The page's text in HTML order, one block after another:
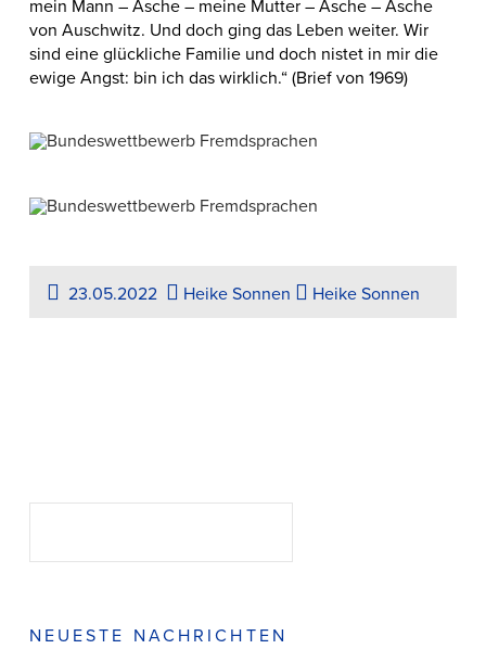
mein Mann – Asche – meine Mutter – Asche – Asche
von Auschwitz. Und doch ging das Leben weiter. Wir
sind eine glückliche Familie und doch nistet in mir die
ewige Angst: bin ich das wirklich.“ (Brief von 1969)
23.05.2022 Heike Sonnen Heike Sonnen
NEUESTE NACHRICHTEN